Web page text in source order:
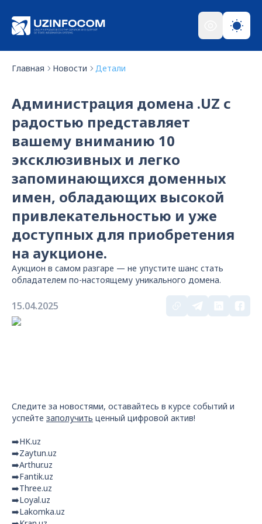
Главная Новости Детали
Администрация домена .UZ с
радостью представляет
вашему вниманию 10
эксклюзивных и легко
запоминающихся доменных
имен, обладающих высокой
привлекательностью и уже
доступных для приобретения
на аукционе.
Аукцион в самом разгаре — не упустите шанс стать
обладателем по-настоящему уникального домена.
15.04.2025
Следите за новостями, оставайтесь в курсе событий и
успейте заполучить ценный цифровой актив!
➡️HK.uz
➡️Zaytun.uz
➡️Arthur.uz
➡️Fantik.uz
➡️Three.uz
➡️Loyal.uz
➡️Lakomka.uz